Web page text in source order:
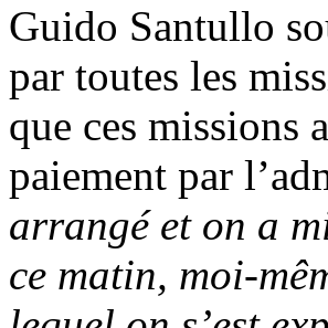
Guido Santullo
par toutes les
que ces missions
paiement par
arrangé et on a
ce matin, moi-